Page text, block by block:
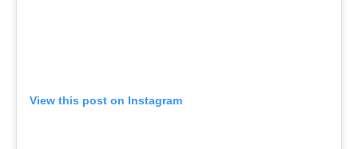
View this post on Instagram